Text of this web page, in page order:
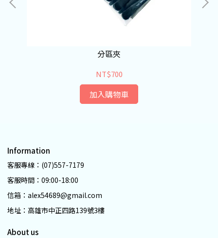
分區夾
NT$700
加入購物車
Information
客服專線：(07)557-7179
客服時間：09:00-18:00
信箱：alex54689@gmail.com
地址：高雄市中正四路139號3樓
About us